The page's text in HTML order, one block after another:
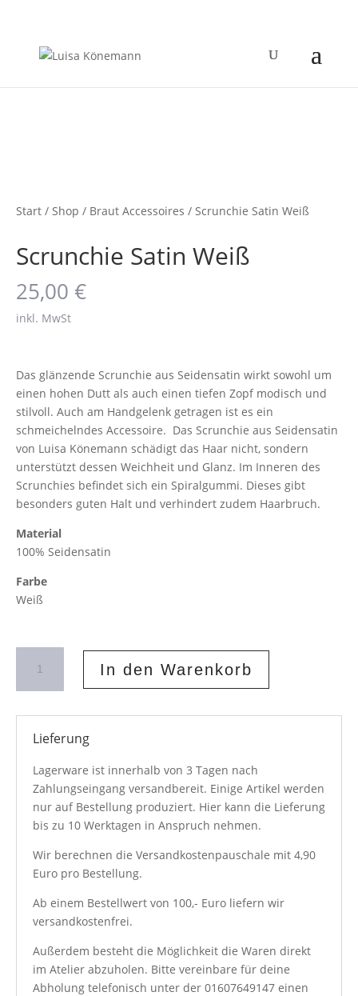
Start / Shop / Braut Accessoires / Scrunchie Satin Weiß
Scrunchie Satin Weiß
25,00 €
inkl. MwSt
Das glänzende Scrunchie aus Seidensatin wirkt sowohl um
einen hohen Dutt als auch einen tiefen Zopf modisch und
stilvoll. Auch am Handgelenk getragen ist es ein
schmeichelndes Accessoire. Das Scrunchie aus Seidensatin
von Luisa Könemann schädigt das Haar nicht, sondern
unterstützt dessen Weichheit und Glanz. Im Inneren des
Scrunchies befindet sich ein Spiralgummi. Dieses gibt
besonders guten Halt und verhindert zudem Haarbruch.
Material
100% Seidensatin
Farbe
Weiß
Satin
Weiß
In den Warenkorb
Lieferung
Lagerware ist innerhalb von 3 Tagen nach
Zahlungseingang versandbereit. Einige Artikel werden
nur auf Bestellung produziert. Hier kann die Lieferung
bis zu 10 Werktagen in Anspruch nehmen.
Wir berechnen die Versandkostenpauschale mit 4,90
Euro pro Bestellung.
Ab einem Bestellwert von 100,- Euro liefern wir
versandkostenfrei.
Außerdem besteht die Möglichkeit die Waren direkt
im Atelier abzuholen. Bitte vereinbare für deine
Abholung telefonisch unter der 01607649147 einen